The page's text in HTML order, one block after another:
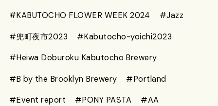
#KABUTOCHO FLOWER WEEK 2024 #Jazz
#兜町夜市2023 #Kabutocho-yoichi2023
#Heiwa Doburoku Kabutocho Brewery
#B by the Brooklyn Brewery #Portland
#Event report #PONY PASTA #AA